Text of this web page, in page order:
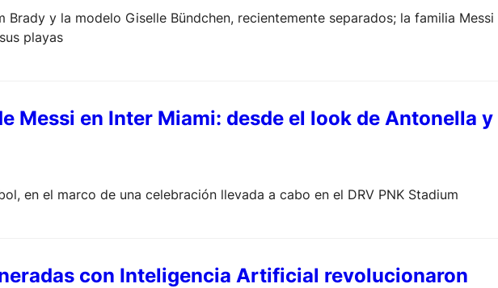
y la modelo Giselle Bündchen, recientemente separados; la familia Messi
playas
Messi en Inter Miami: desde el look de Antonella y
en el marco de una celebración llevada a cabo en el DRV PNK Stadium
con Inteligencia Artificial revolucionaron